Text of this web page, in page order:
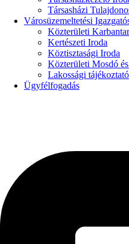
Társasházi
Városüzemeltetési
Közterületi
Kertészeti Iroda
Köztisztasági Iroda
Közterületi Mosdó
Lakossági
Ügyfélfogadás